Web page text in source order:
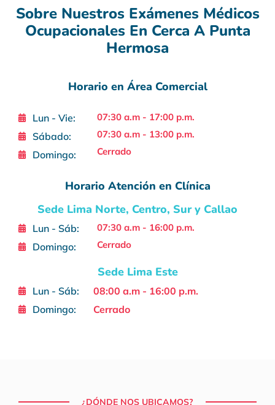
Sobre Nuestros Exámenes Médicos
Ocupacionales En Cerca A Punta
Hermosa
Horario en Área Comercial
Lun - Vie:
Sábado:
Domingo:
07:30 a.m - 17:00 p.m.
07:30 a.m - 13:00 p.m.
Cerrado
Horario Atención en Clínica
Sede Lima Norte, Centro, Sur y Callao
Lun - Sáb:
Domingo:
07:30 a.m - 16:00 p.m.
Cerrado
Sede Lima Este
Lun - Sáb:
Domingo:
08:00 a.m - 16:00 p.m.
Cerrado
¿DÓNDE NOS UBICAMOS?